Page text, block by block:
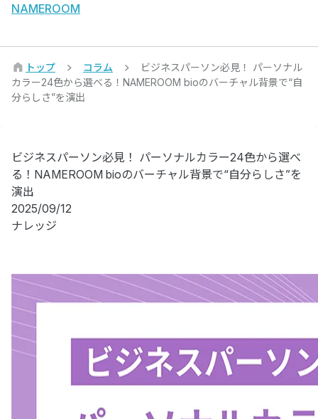
NAMEROOM
トップ コラム
ビジネスパーソン必見！ パーソナル
カラー24色から選べる！NAMEROOM bioのバーチャル背景で“自
分らしさ”を演出
ビジネスパーソン必見！ パーソナルカラー24色から選べ
る！NAMEROOM bioのバーチャル背景で“自分らしさ”を
演出
2025/09/12
ナレッジ